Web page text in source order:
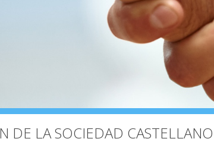
DE LA SOCIEDAD